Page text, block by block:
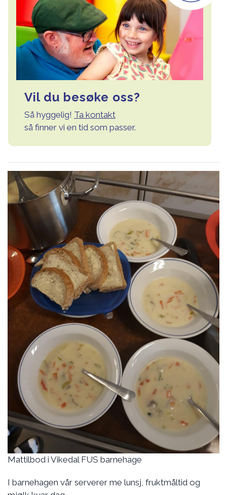
Vil du besøke oss?
Så hyggelig! Ta kontakt
så finner vi en tid som passer.
Mattilbod i Vikedal FUS barnehage
I barnehagen vår serverer me lunsj, fruktmåltid og